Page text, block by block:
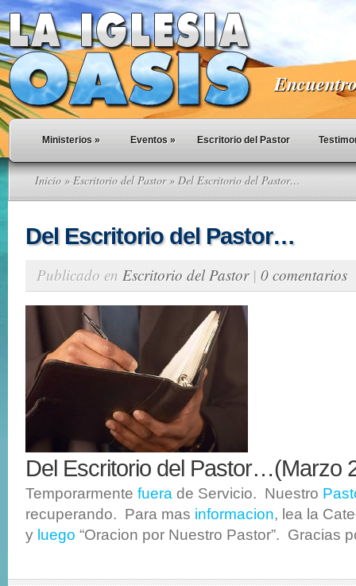
Ministerios » Eventos » Escritorio del Pastor
Inicio » Escritorio del Pastor» Del Escritorio del Pastor…
Del Escritorio del Pastor…
Publicado en Escritorio del Pastor| 0 comentarios
Del Escritorio del Pastor…(Marzo
Temporarmente fuera de Servicio. Nuestro
recuperando. Para mas informacion, lea la
y luego “Oracion por Nuestro Pastor”. Gracias